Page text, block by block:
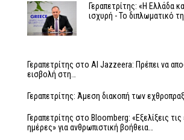
Γεραπετρίτης: «Η Ελλάδα
ισχυρή - Το διπλωματικό
Γεραπετρίτης στο Al Jazzeera: Πρέπει να
εισβολή στη…
Γεραπετρίτης: Άμεση διακοπή των
Γεραπετρίτης στο Bloomberg: «Εξελίξεις
ημέρες» για ανθρωπιστική βοήθεια…